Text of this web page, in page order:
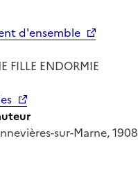
d'ensemble
FILLE ENDORMIE
sur-Marne, 1908